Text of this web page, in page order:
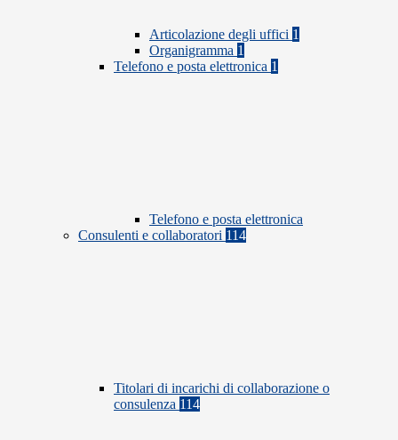
Articolazione degli uffici 1
Organigramma 1
Telefono e posta elettronica 1
Telefono e posta elettronica
Consulenti e collaboratori 114
Titolari di incarichi di collaborazione o
consulenza 114